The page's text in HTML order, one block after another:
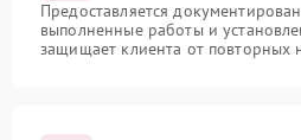
Предоставляется
выполненные работы и
защищает клиента от повторных